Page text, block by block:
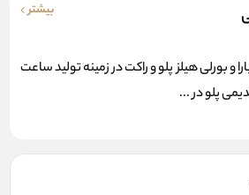
بیشتر
و بورلی هیلز پلو و راکت در زمینه تولید ساعت
پلو در ...